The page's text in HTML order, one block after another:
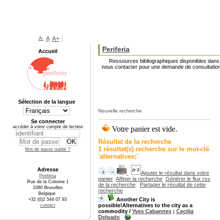
Nouvelle recherche
Résultat de la recherche
1 résultat(s) recherche sur le mot-clé
'alternatives;'
Ajouter le résultat dans votre
panier Affiner la recherche Générer le flux rss
de la recherche
Partager le résultat de cette
recherche
Another City is
possible!Alternatives to the city as a
commodity / Yves Cabannes ; Cecilia
Delgado
Periferia
Ressources bibliographiques disponibles
nous contacter pour une demande de
A- A A+
Accueil
Sélection de la langue
Se connecter
accéder à votre compte de lecteur
Mot de passe oublié ?
Adresse
Periferia
Rue de la Colonne 1
1080 Bruxelles
Belgique
+32 (0)2 544 07 93
contact